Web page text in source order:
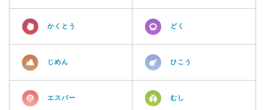
かくとう どく
じめん ひこう
エスパー むし